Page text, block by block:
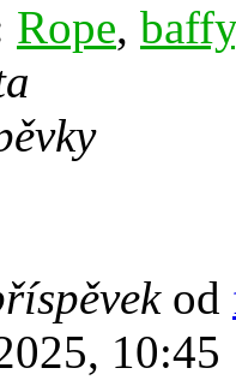
Rope, baffy
od
10:45